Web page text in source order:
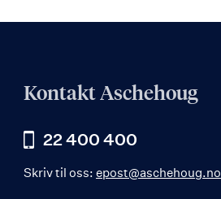
Kontakt Aschehoug
22 400 400
Skriv til oss: epost@aschehoug.no